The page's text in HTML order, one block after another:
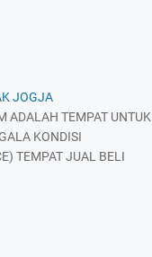
JOGJA
ADALAH TEMPAT UNTUK
KONDISI
TEMPAT JUAL BELI